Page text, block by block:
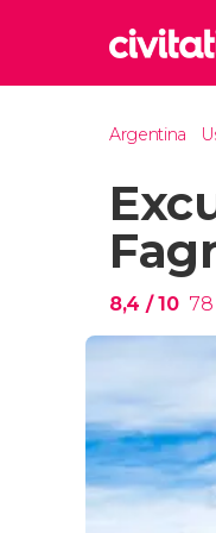
Argentina
8,4 / 10 78